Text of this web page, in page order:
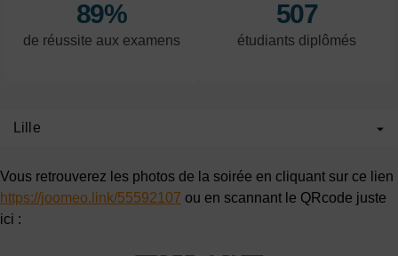
89%
de réussite aux examens
507
étudiants diplômés
Lille
Vous retrouverez les photos de la soirée en cliquant sur ce lien
https://joomeo.link/55592107 ou en scannant le QRcode juste
ici :